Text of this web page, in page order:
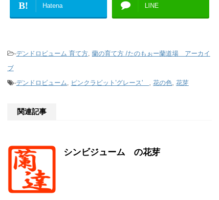
B! Hatena LINE
-デンドロビューム 育て方, 蘭の育て方 /たのもぉー蘭道場 アーカイ
ブ
-デンドロビューム, ピンクラビット'グレース' , 花の色, 花芽
関連記事
シンビジューム の花芽